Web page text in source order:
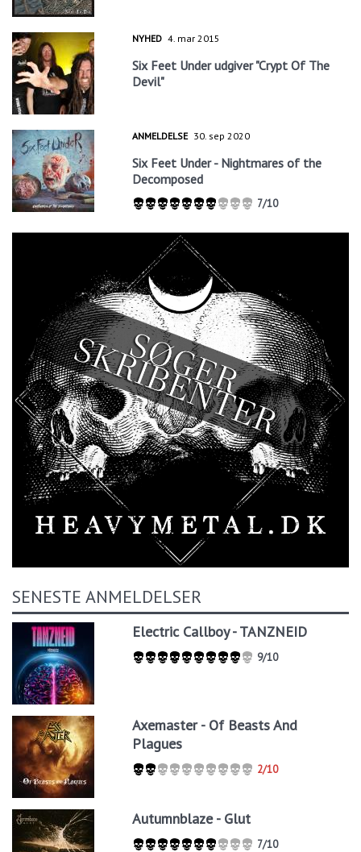
NYHED 4. mar 2015
Six Feet Under udgiver "Crypt Of The
Devil"
ANMELDELSE 30. sep 2020
Six Feet Under - Nightmares of the
Decomposed
7/10
SENESTE ANMELDELSER
Electric Callboy - TANZNEID
9/10
Axemaster - Of Beasts And
Plagues
2/10
Autumnblaze - Glut
7/10